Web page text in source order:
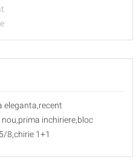
eleganta,recent
inchiriere,bloc
8,chirie 1+1